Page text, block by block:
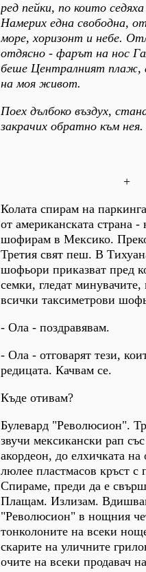
ред пейки, по които
Намерих една свободна,
море, хоризонт и небе.
отдясно - фарът на нос
беше Централният плаж,
на моя живот.
Поех дълбоко въздух,
закрачих обратно към нея.
+
Колата спирам на
от американската страна -
шофирам в Мексико.
Третия свят пеш. В
шофьори приказват пред
семки, гледат минувачите,
всички таксиметрови
- Ола - поздравявам.
- Ола - отговарят тези,
редицата. Качвам се.
Къде отивам?
Булевард "Революсион".
звучи мексикански рап
акордеон, до елхичката на
люлее пластмасов кръст с
Спираме, преди да е
Плащам. Излизам.
"Революсион" в нощния
тонколоните на всеки
скарите на уличните
очите на всеки продавач